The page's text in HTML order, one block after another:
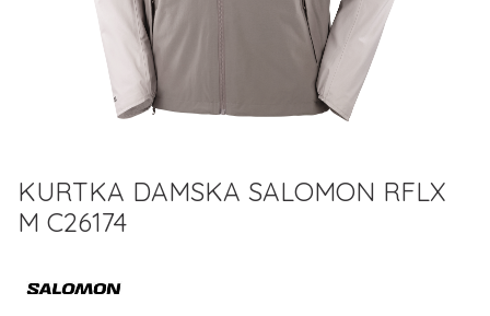
KURTKA DAMSKA SALOMON RFLX
M C26174